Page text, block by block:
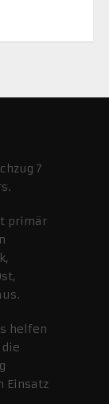
7
primär
helfen
Einsatz